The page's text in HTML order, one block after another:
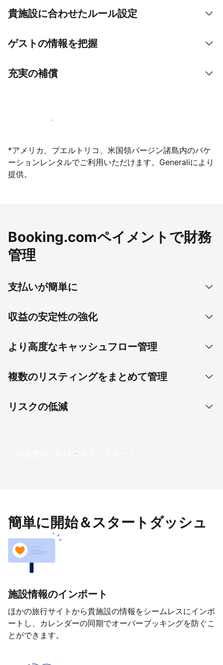
貴施設に合わせたルール設定
ゲストの情報を把握
充実の補償
今すぐ掲載登録する
*アメリカ、プエルトリコ、米国領バージン諸島内のバケ
ーションレンタルでご利用いただけます。Generaliにより
提供。
Booking.comペイメントで財務
管理
支払いが簡単に
収益の安定性の強化
より高度なキャッシュフロー管理
複数のリスティングをまとめて管理
リスクの低減
収益獲得に向けて今すぐスタート
簡単に開始＆スタートダッシュ
施設情報のインポート
ほかの旅行サイトから貴施設の情報をシームレスにインポ
ートし、カレンダーの同期でオーバーブッキングを防ぐこ
とができます。